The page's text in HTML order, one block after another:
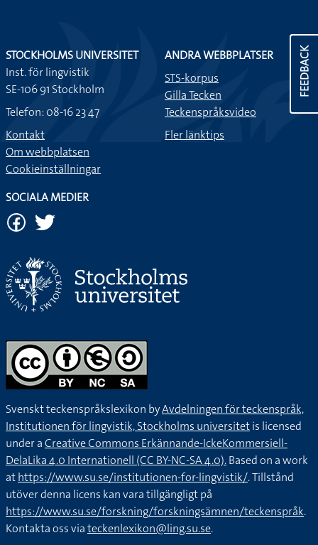
FEEDBACK
STOCKHOLMS UNIVERSITET
Inst. för lingvistik
SE-106 91 Stockholm
Telefon: 08-16 23 47
Kontakt
Om webbplatsen
Cookieinställningar
ANDRA WEBBPLATSER
STS-korpus
Gilla Tecken
Teckenspråksvideo
Fler länktips
SOCIALA MEDIER
Svenskt teckenspråkslexikon byAvdelningen för teckenspråk,
Institutionen för lingvistik, Stockholms universitetis licensed
under aCreative Commons Erkännande-IckeKommersiell-
DelaLika 4.0 Internationell (CC BY-NC-SA 4.0).Based on a work
athttps://www.su.se/institutionen-for-lingvistik/. Tillstånd
utöver denna licens kan vara tillgängligt på
https://www.su.se/forskning/forskningsämnen/teckenspråk.
Kontakta oss viateckenlexikon@ling.su.se.